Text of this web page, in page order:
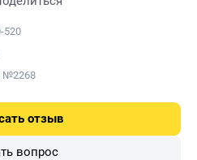
520
№2268
отзыв
вопрос